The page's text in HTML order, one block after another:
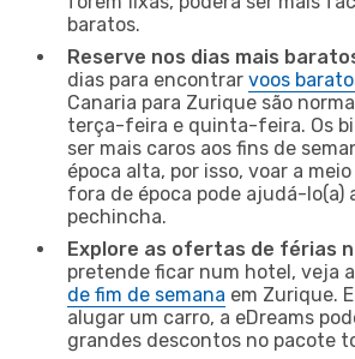
baratos.
Reserve nos dias mais
dias para encontrar voos
Canaria para Zurique são
terça-feira e quinta-feira. Os
ser mais caros aos fins de
época alta, por isso, voar a
fora de época pode ajudá-lo(a)
pechincha.
Explore as ofertas de férias
pretende ficar num hotel, veja
de fim de semana em Zurique.
alugar um carro, a eDreams
grandes descontos no pacote